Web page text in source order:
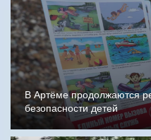
В Артёме продолжаются
безопасности детей